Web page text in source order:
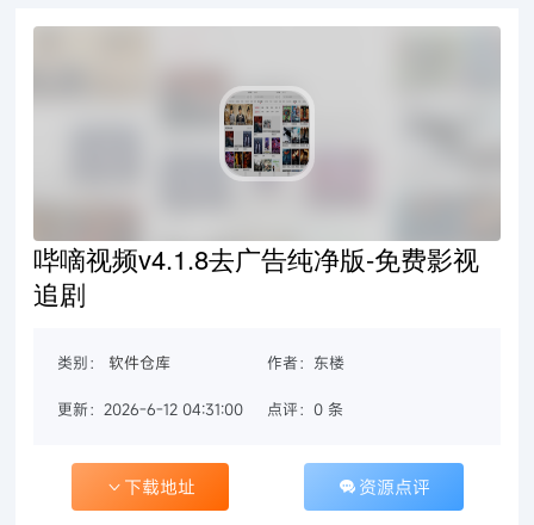
哔嘀视频v4.1.8去广告纯净版-免费影视
追剧
类别： 软件仓库 作者：东楼
更新：2026-6-12 04:31:00 点评：0 条
下载地址 资源点评